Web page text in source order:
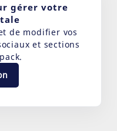
gérer votre
de modifier vos
et sections